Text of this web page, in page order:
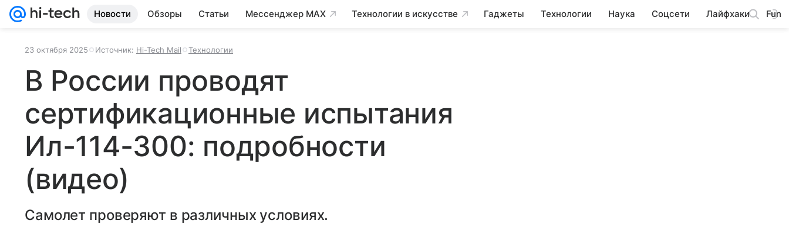
Новости Обзоры Статьи Мессенджер MAX Технологии в искусстве Гаджеты Технологии Наука Соцсети Лайфхаки Fun
23 октября 2025 Источник: Hi-Tech Mail Технологии
В России проводят
сертификационные испытания
Ил-114-300: подробности
(видео)
Самолет проверяют в различных условиях.